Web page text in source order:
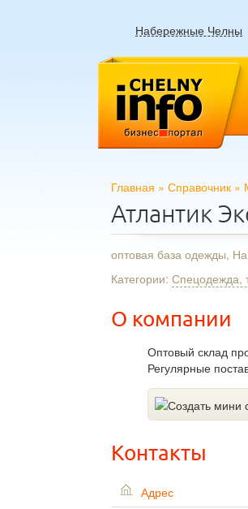
Набережные Челны
Главная » Справочник »
Атлантик
оптовая база одежды,
Категории: Спецодежда,
О компании
Оптовый склад
Регулярные
Контакты
Адрес